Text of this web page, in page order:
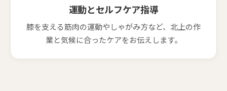
運動とセルフケア指導
膝を支える筋肉の運動やしゃがみ方など、北上の作
業と気候に合ったケアをお伝えします。